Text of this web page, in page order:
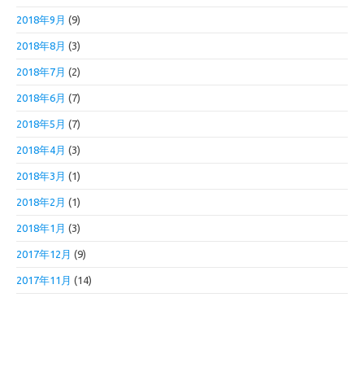
2018年9月 (9)
2018年8月 (3)
2018年7月 (2)
2018年6月 (7)
2018年5月 (7)
2018年4月 (3)
2018年3月 (1)
2018年2月 (1)
2018年1月 (3)
2017年12月 (9)
2017年11月 (14)